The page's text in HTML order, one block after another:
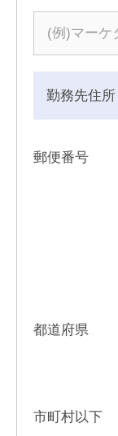
勤務先住所
郵便番号
都道府県
市町村以下